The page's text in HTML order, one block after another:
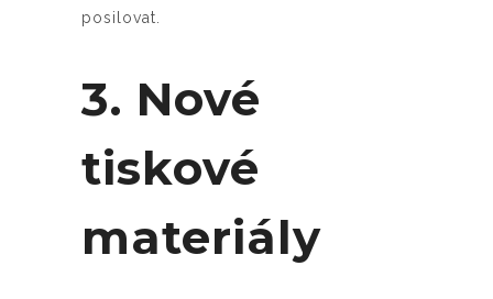
posilovat.
3. Nové
tiskové
materiály